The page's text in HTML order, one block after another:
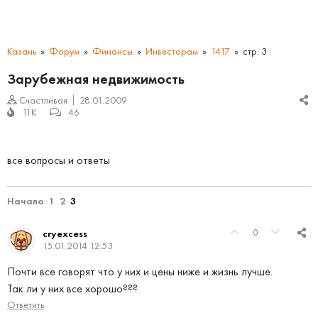
Казань Форум Финансы Инвесторам 1417 стр. 3
Зарубежная недвижимость
Счастливая
28.01.2009
11K
46
все вопросы и ответы
Начало 1 2 3
0
cryexcess
15.01.2014 12:53
Почти все говорят что у них и цены ниже и жизнь лучше.
Так ли у них все хорошо???
Ответить